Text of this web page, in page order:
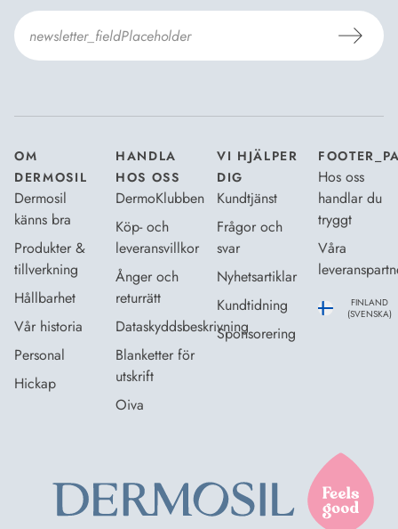
OM
DERMOSIL
Dermosil
känns bra
Produkter &
tillverkning
Hållbarhet
Vår historia
Personal
Hickap
HANDLA
HOS OSS
DermoKlubben
Köp- och
leveransvillkor
Ånger och
returrätt
Dataskyddsbeskrivning
Blanketter för
utskrift
Oiva
VI HJÄLPER
DIG
Kundtjänst
Frågor och
svar
Nyhetsartiklar
Kundtidning
Sponsorering
Hos oss
handlar du
tryggt
Våra
FINLAND
(SVENSKA)